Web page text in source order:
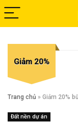
Giảm 20%
Trang chủ » Giảm 20%
Đất nền dự án